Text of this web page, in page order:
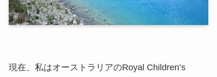
現在、私はオーストラリアのRoyal Children’s